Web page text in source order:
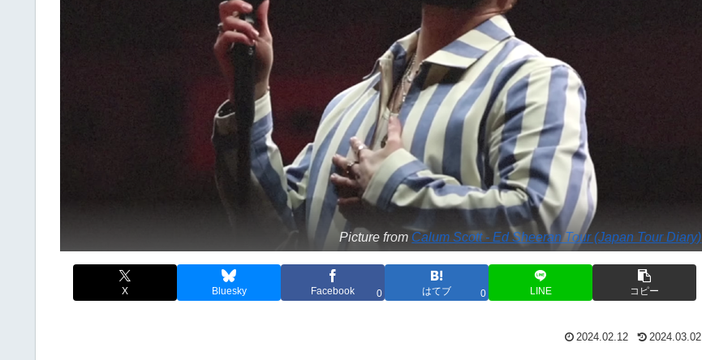
Picture from Calum Scott - Ed Sheeran Tour (Japan Tour Diary)
X Bluesky Facebook 0 はてブ 0 LINE コピー
2024.02.12 2024.03.02